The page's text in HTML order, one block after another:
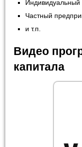
Частный
и т.п.
Видео
капитала